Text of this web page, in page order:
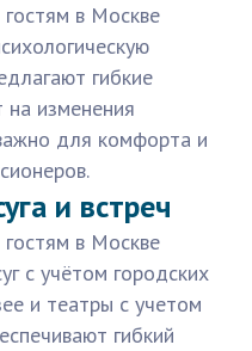
в Москве
гибкие
изменения
для комфорта и
и встреч
в Москве
с учётом городских
и театры с учетом
гибкий